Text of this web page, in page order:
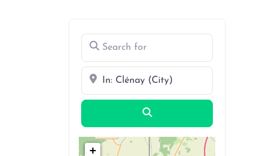
Search for
Near
+